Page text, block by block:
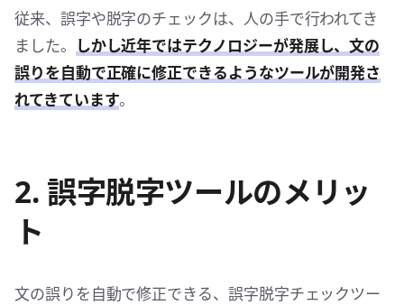
従来、誤字や脱字のチェックは、人の手で行われてき
ました。
しかし近年ではテクノロジーが発展し、文の
誤りを自動で正確に修正できるようなツールが開発さ
れてきています。
2. 誤字脱字ツールのメリッ
ト
文の誤りを自動で修正できる、誤字脱字チェックツー